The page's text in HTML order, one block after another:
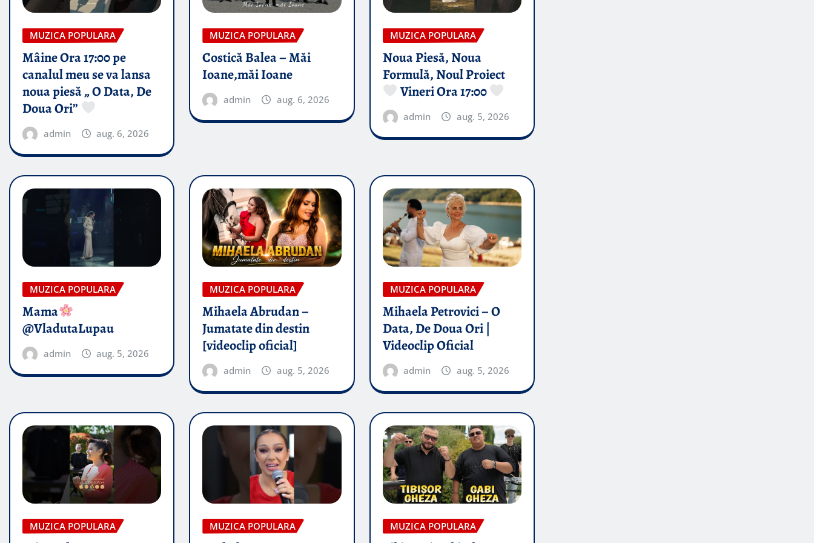
MUZICA POPULARA
Mâine Ora 17:00 pe
canalul meu se va lansa
noua piesă „ O Data, De
Doua Ori”
admin aug. 6, 2026
MUZICA POPULARA
Costică Balea – Măi
Ioane,măi Ioane
admin aug. 6, 2026
MUZICA POPULARA
Noua Piesă, Noua
Formulă, Noul Proiect
Vineri Ora 17:00
admin aug. 5, 2026
MUZICA POPULARA
Mama
@VladutaLupau
admin aug. 5, 2026
MUZICA POPULARA
Mihaela Abrudan –
Jumatate din destin
[videoclip oficial]
admin aug. 5, 2026
MUZICA POPULARA
Mihaela Petrovici – O
Data, De Doua Ori |
Videoclip Oficial
admin aug. 5, 2026
MUZICA POPULARA MUZICA POPULARA MUZICA POPULARA